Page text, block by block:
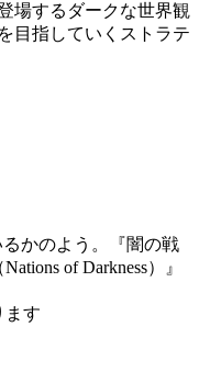
場するダークな世界観
目指していく ストラテ
かのよう。『闇の戦
of Darkness）』
ます